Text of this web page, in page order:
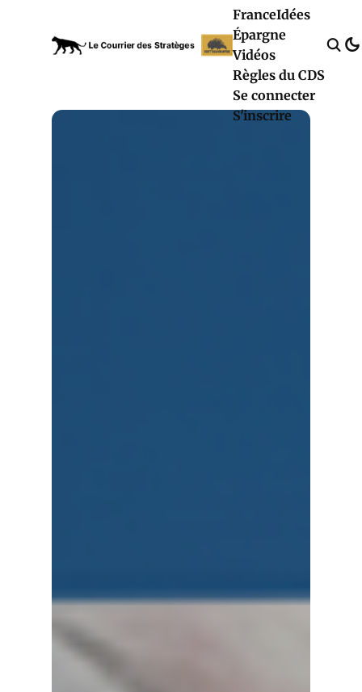
FranceIdées
Épargne
Vidéos
Règles du CDS
Se connecter
S'inscrire